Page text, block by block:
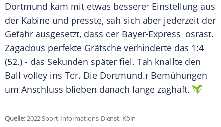
Dortmund kam mit etwas besserer Einstellung aus
der Kabine und presste, sah sich aber jederzeit der
Gefahr ausgesetzt, dass der Bayer-Express losrast.
Zagadous perfekte Grätsche verhinderte das 1:4
(52.) - das Sekunden später fiel. Tah knallte den
Ball volley ins Tor. Die Dortmund.r Bemühungen
um Anschluss blieben danach lange zaghaft.
Quelle:2022 Sport-Informations-Dienst, Köln